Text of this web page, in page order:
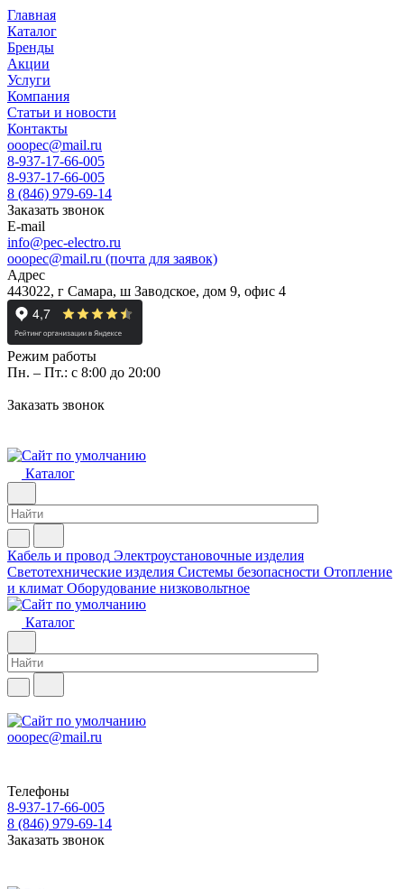
Главная
Каталог
Бренды
Акции
Услуги
Компания
Статьи и новости
Контакты
ooopec@mail.ru
8-937-17-66-005
8-937-17-66-005
8 (846) 979-69-14
Заказать звонок
E-mail
info@pec-electro.ru
ooopec@mail.ru (почта для заявок)
Адрес
443022, г Самара, ш Заводское, дом 9, офис 4
Режим работы
Пн. – Пт.: с 8:00 до 20:00
Заказать звонок
Каталог
Кабель и провод Электроустановочные изделия
Светотехнические изделия Системы безопасности Отопление
и климат Оборудование низковольтное
Каталог
ooopec@mail.ru
Телефоны
8-937-17-66-005
8 (846) 979-69-14
Заказать звонок